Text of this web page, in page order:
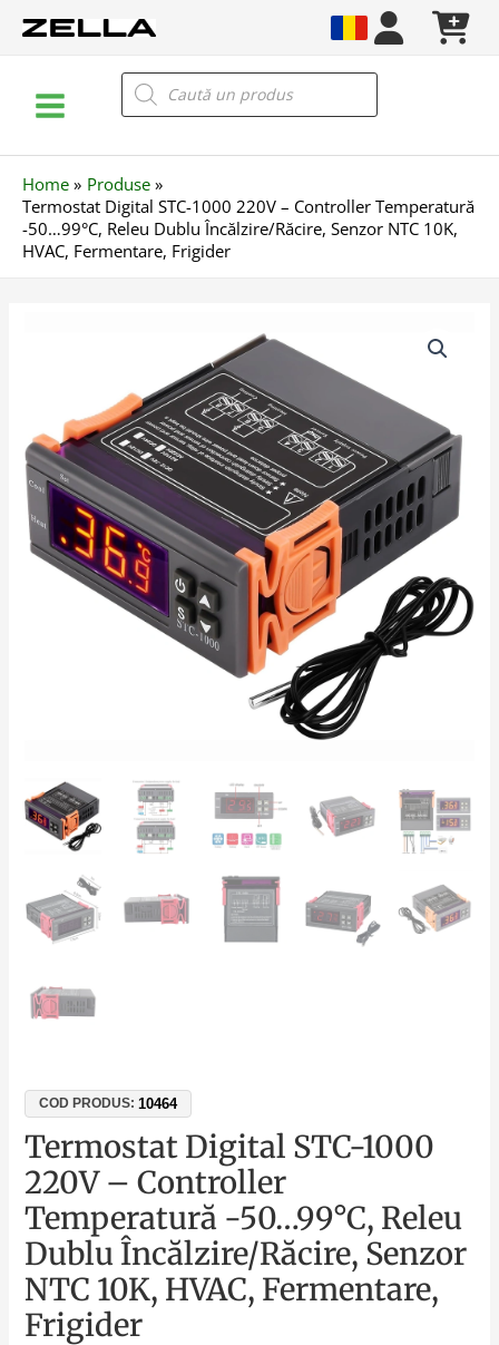
Menu
Products
search
Home
Produse
Termostat Digital STC-1000 220V – Controller Temperatură
-50…99°C, Releu Dublu Încălzire/Răcire, Senzor NTC 10K,
HVAC, Fermentare, Frigider
COD PRODUS:10464
Termostat Digital STC-1000
220V – Controller
Temperatură -50…99°C, Releu
Dublu Încălzire/Răcire, Senzor
NTC 10K, HVAC, Fermentare,
Frigider
1000
220V
–
Controller
Temperatură
-50…
99°C,
Fermentare,
Frigider